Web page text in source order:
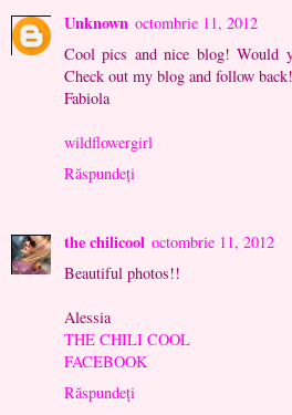
Unknown octombrie 11, 2012
Cool pics and nice blog! Would
Check out my blog and follow back!
Fabiola
wildflowergirl
Răspundeți
the chilicool octombrie 11, 2012
Beautiful photos!!
Alessia
THE CHILI COOL
FACEBOOK
Răspundeți